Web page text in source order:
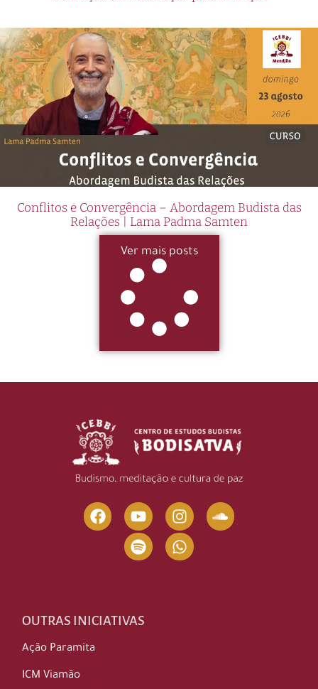
Conflitos e Convergência – Abordagem Budista das
Relações | Lama Padma Samten
Ver mais posts
OUTRAS INICIATIVAS
Ação Paramita
ICM Viamão